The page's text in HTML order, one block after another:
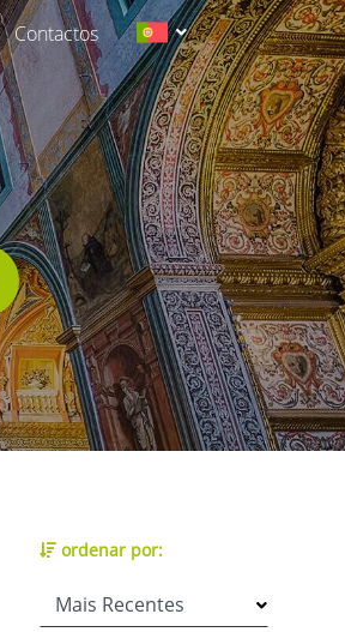
Contactos
ordenar por: